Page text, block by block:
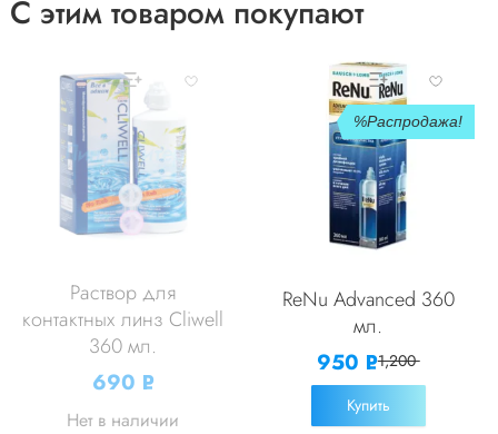
С этим товаром покупают
Раствор для
контактных линз Cliwell
360 мл.
690 Р
Нет в наличии
Распродажа!
ReNu Advanced 360
мл.
950 Р
УБ.
1,200
Купить